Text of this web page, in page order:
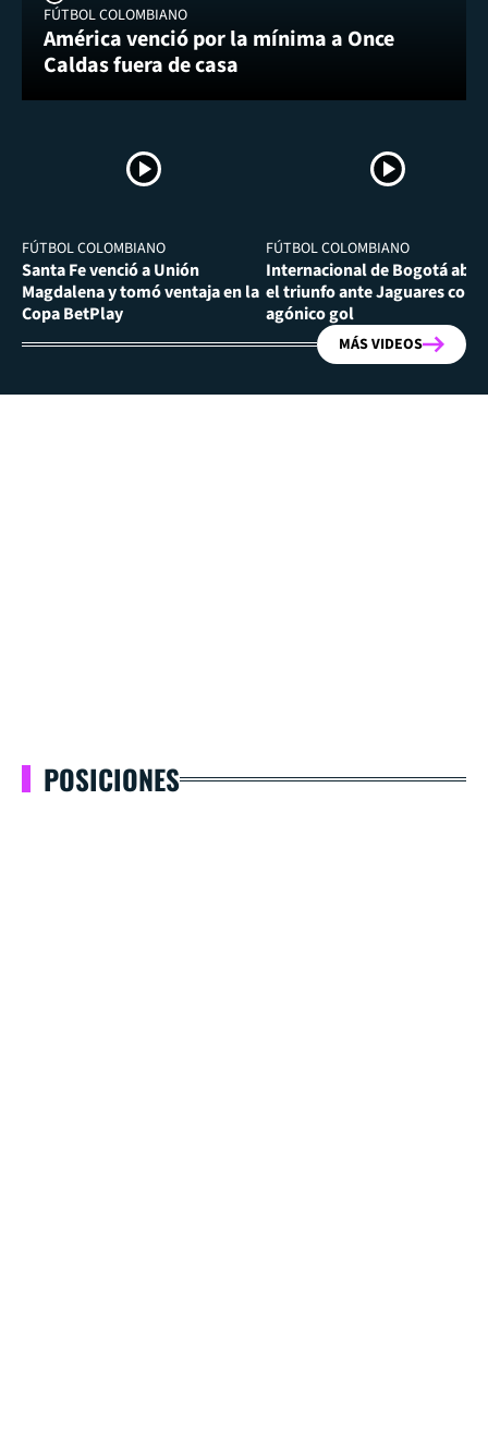
FÚTBOL COLOMBIANO
América venció por la mínima a Once
Caldas fuera de casa
FÚTBOL COLOMBIANO
Santa Fe venció a Unión
Magdalena y tomó ventaja en la
Copa BetPlay
FÚTBOL COLOMBIANO
Internacional de Bogotá
el triunfo ante Jaguares con
agónico gol
MÁS VIDEOS
POSICIONES